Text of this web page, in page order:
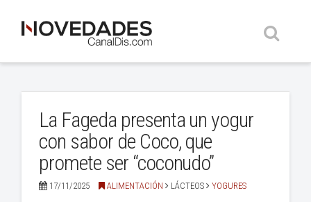
La Fageda presenta un yogur
con sabor de Coco, que
promete ser “coconudo”
17/11/2025 ALIMENTACIÓN LÁCTEOS YOGURES